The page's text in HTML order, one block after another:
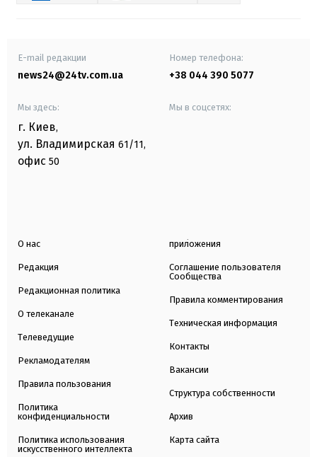
E-mail редакции
news24@24tv.com.ua
Номер телефона:
+38 044 390 5077
Мы здесь:
г. Киев,
ул. Владимирская 61/11,
офис 50
Мы в соцсетях:
О нас
Редакция
Редакционная политика
О телеканале
Телеведущие
Рекламодателям
Правила пользования
Политика
конфиденциальности
Политика использования
искусственного интеллекта
приложения
Соглашение пользователя
Сообщества
Правила комментирования
Техническая информация
Контакты
Вакансии
Структура собственности
Архив
Карта сайта